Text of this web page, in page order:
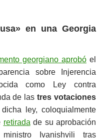
en una Georgia
georgiano aprobó el
sobre Injerencia
como Ley contra
de lastres votaciones
ley, coloquialmente
retirada de su aprobación
Ivanishvili tras